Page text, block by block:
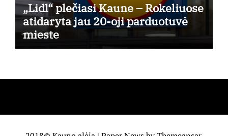
„Lidl“ plečiasi Kaune – Rokeliuose
atidaryta jau 20-oji parduotuvė
mieste